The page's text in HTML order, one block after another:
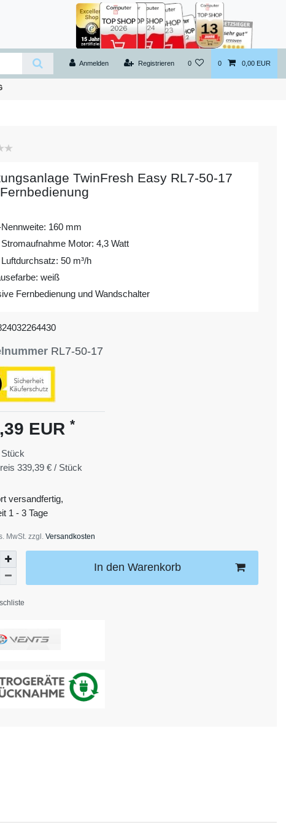
Anmelden Registrieren 0 0 0,00 EUR
TwinFresh Easy RL7-50-17
160 mm
Motor: 4,3 Watt
50 m³/h
weiß
Fernbedienung und Wandschalter
RL7-50-17
EUR *
Stück
339,39 € / Stück
versandfertig,
1 - 3 Tage
MwSt. zzgl. Versandkosten
In den Warenkorb